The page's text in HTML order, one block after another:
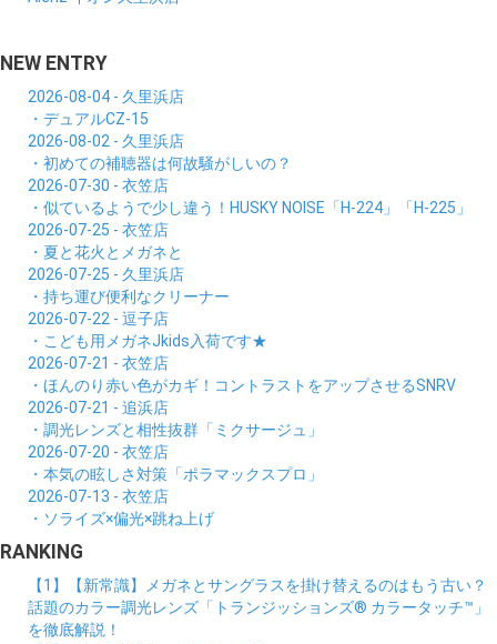
NEW ENTRY
2026-08-04 - 久里浜店
・デュアルCZ-15
2026-08-02 - 久里浜店
・初めての補聴器は何故騒がしいの？
2026-07-30 - 衣笠店
・似ているようで少し違う！HUSKY NOISE「H-224」「H-225」
2026-07-25 - 衣笠店
・夏と花火とメガネと
2026-07-25 - 久里浜店
・持ち運び便利なクリーナー
2026-07-22 - 逗子店
・こども用メガネJkids入荷です★
2026-07-21 - 衣笠店
・ほんのり赤い色がカギ！コントラストをアップさせるSNRV
2026-07-21 - 追浜店
・調光レンズと相性抜群「ミクサージュ」
2026-07-20 - 衣笠店
・本気の眩しさ対策「ポラマックスプロ」
2026-07-13 - 衣笠店
・ソライズ×偏光×跳ね上げ
RANKING
【1】【新常識】メガネとサングラスを掛け替えるのはもう古い？
話題のカラー調光レンズ「トランジッションズ® カラータッチ™」
を徹底解説！